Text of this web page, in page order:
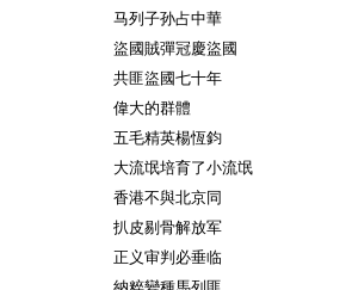
马列子孙占中華
盜國賊彈冠慶盜國
共匪盜國七十年
偉大的群體
五毛精英楊恆鈞
大流氓培育了小流氓
香港不與北京同
扒皮剔骨解放军
正义审判必垂临